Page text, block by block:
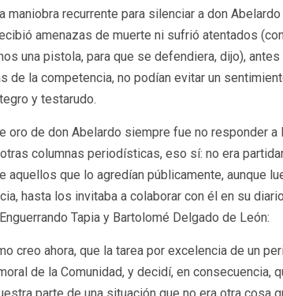
maniobra recurrente para silenciar a don
amenazas de muerte ni sufrió atentados
una pistola, para que se defendiera, dijo),
de la competencia, no podían evitar un
y testarudo.
oro de don Abelardo siempre fue no responder
columnas periodísticas, eso sí: no era
aquellos que lo agredían públicamente, aunque
hasta los invitaba a colaborar con él en su diario
Tapia y Bartolomé Delgado de León:
creo ahora, que la tarea por excelencia de un
de la Comunidad, y decidí, en consecuencia,